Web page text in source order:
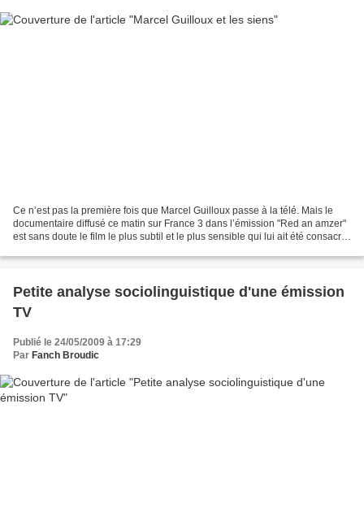
Ce n’est pas la première fois que Marcel Guilloux passe à la télé. Mais le
documentaire diffusé ce matin sur France 3 dans l’émission "Red an amzer"
est sans doute le film le plus subtil et le plus sensible qui lui ait été consacré.
Petite analyse sociolinguistique d'une émission
TV
Publié le 24/05/2009 à 17:29
Par Fanch Broudic